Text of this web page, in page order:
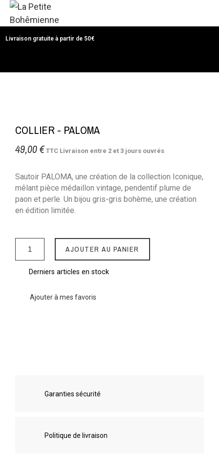
Livraison gratuite à partir de 50€
COLLIER - PALOMA
49,00 € TTC Livraison entre 2 et 3 jours ouvrés
Sautoir PALOMA, une création de la collection Iconique,
mêlant pièce médaillon vintage, pendentif plume de
paon et perle. Un bijou gris-gris bohème, une création
en édition limitée.
AJOUTER AU PANIER
Derniers articles en stock
Ajouter à mes favoris
Garanties sécurité
Politique de livraison